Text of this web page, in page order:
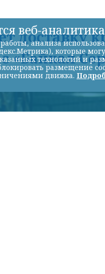
доставку
«Байкал
веб-аналитика
анализа
которые
технологий и
размещение
движка.